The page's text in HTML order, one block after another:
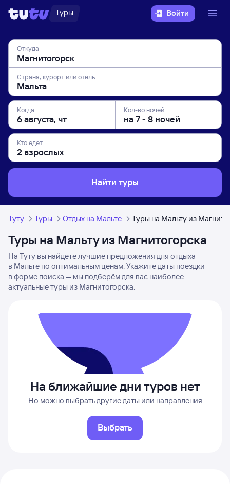
Туры Войти
Откуда
Страна, курорт или отель
Когда Кол-во ночей
Кто едет
Найти туры
Туту Туры Отдых на Мальте Туры на Мальту из
Туры на Мальту из Магнитогорска
На Туту вы найдете лучшие предложения для отдыха
в Мальте по оптимальным ценам. Укажите даты поездки
в форме поиска — мы подберём для вас наиболее
актуальные туры из Магнитогорска.
На ближайшие дни туров нет
Но можно выбрать другие даты или направления
Выбрать